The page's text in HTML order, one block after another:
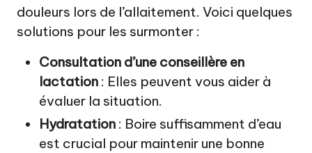
douleurs lors de l’allaitement. Voici quelques
solutions pour les surmonter :
Consultation d’une conseillère en
lactation : Elles peuvent vous aider à
évaluer la situation.
Hydratation : Boire suffisamment d’eau
est crucial pour maintenir une bonne